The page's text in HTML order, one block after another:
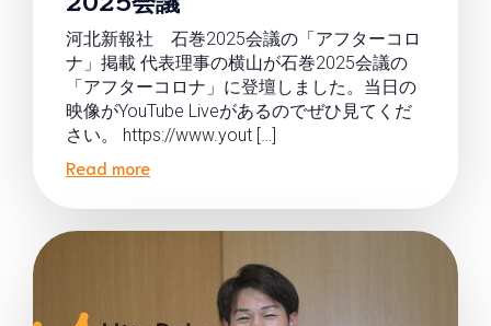
河北新報社 石巻2025会議の「アフターコロ
ナ」掲載 代表理事の横山が石巻2025会議の
「アフターコロナ」に登壇しました。当日の
映像がYouTube Liveがあるのでぜひ見てくだ
さい。 https://www.yout […]
Read more